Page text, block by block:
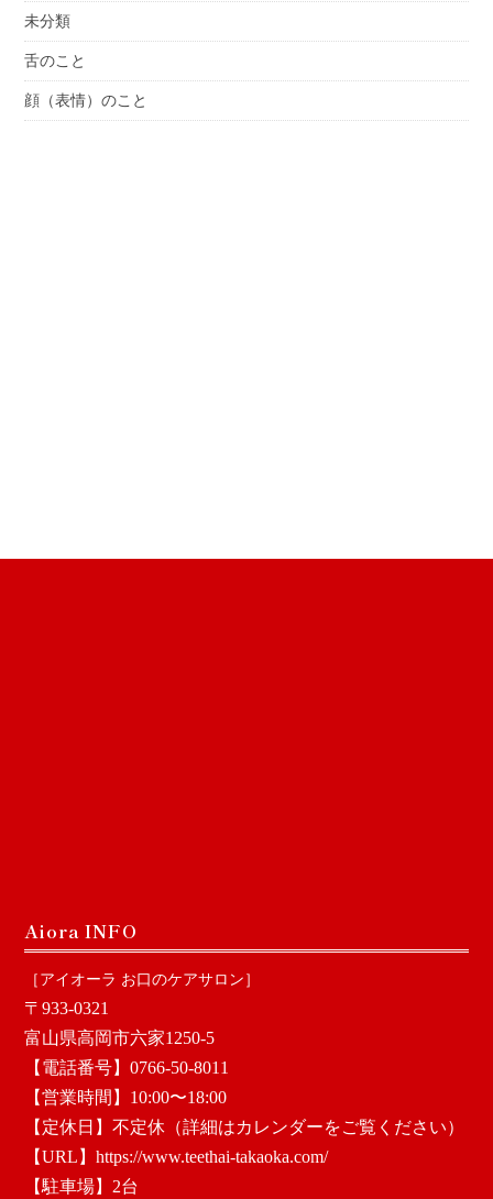
未分類
舌のこと
顔（表情）のこと
Aiora INFO
［アイオーラ お口のケアサロン］
〒933-0321
富山県高岡市六家1250-5
【電話番号】0766-50-8011
【営業時間】10:00〜18:00
【定休日】不定休（詳細はカレンダーをご覧ください）
【URL】https://www.teethai-takaoka.com/
【駐車場】2台